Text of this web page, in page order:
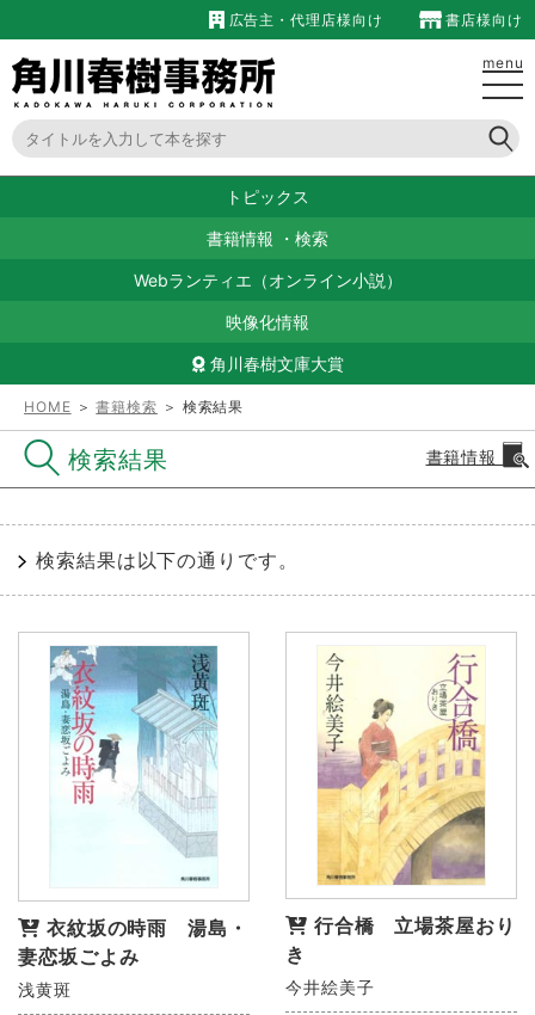
広告主・代理店様向け 書店様向け
menu
トピックス
書籍情報 ・ 検索
Webランティエ（オンライン小説）
映像化情報
角川春樹文庫大賞
HOME ＞書籍検索 ＞ 検索結果
検索結果 書籍情報
検索結果は以下の通りです。
衣紋坂の時雨 湯島・
妻恋坂ごよみ
浅黄斑
行合橋 立場茶屋おり
き
今井絵美子